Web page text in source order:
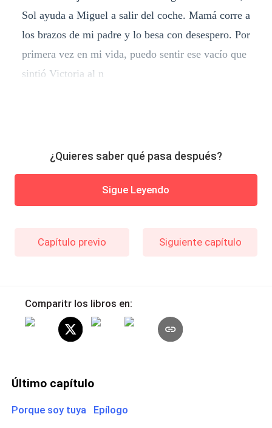
Sol ayuda a Miguel a salir del coche. Mamá corre a
los brazos de mi padre y lo besa con desespero. Por
primera vez en mi vida, puedo sentir ese vacío que
sintió Victoria al n
¿Quieres saber qué pasa después?
Sigue Leyendo
Capítulo previo Siguiente capítulo
Comparitr los libros en:
Último capítulo
Porque soy tuya Epílogo